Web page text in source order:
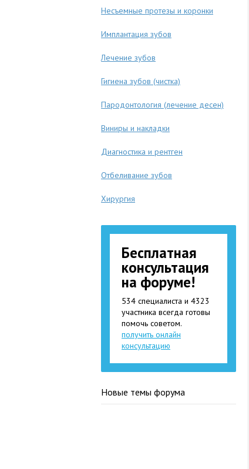
Несъемные протезы и коронки
Имплантация зубов
Лечение зубов
Гигиена зубов (чистка)
Пародонтология (лечение десен)
Виниры и накладки
Диагностика и рентген
Отбеливание зубов
Хирургия
Бесплатная
консультация
на форуме!
534 специалиста и 4323
участника всегда готовы
помочь советом.
получить онлайн
консультацию
Новые темы форума